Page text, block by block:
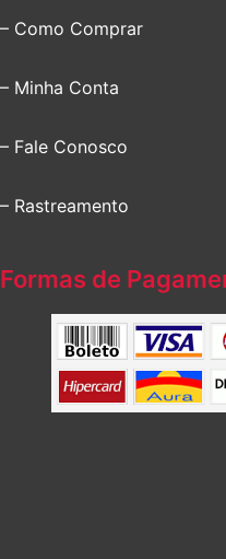
– Como Comprar
– Minha Conta
– Fale Conosco
– Rastreamento
Formas de